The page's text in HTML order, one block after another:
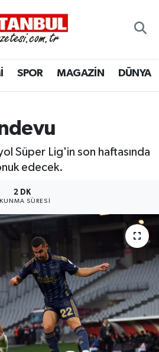
SPOR MAGAZİN DÜNYA
Süper Lig'in son haftasında
edecek.
2 DK
SÜRESI
ve Fikstür